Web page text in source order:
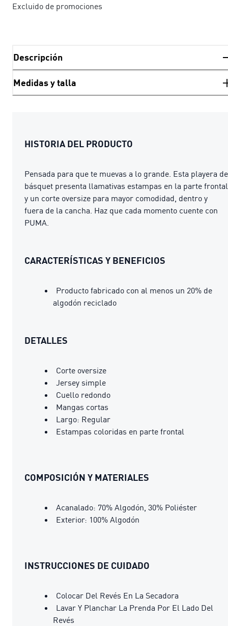
Excluido de promociones
Descripción
Medidas y talla
HISTORIA DEL PRODUCTO
Pensada para que te muevas a lo grande. Esta playera de
básquet presenta llamativas estampas en la parte frontal
y un corte oversize para mayor comodidad, dentro y
fuera de la cancha. Haz que cada momento cuente con
PUMA.
CARACTERÍSTICAS Y BENEFICIOS
Producto fabricado con al menos un 20% de
algodón reciclado
DETALLES
Corte oversize
Jersey simple
Cuello redondo
Mangas cortas
Largo: Regular
Estampas coloridas en parte frontal
COMPOSICIÓN Y MATERIALES
Acanalado: 70% Algodón, 30% Poliéster
Exterior: 100% Algodón
INSTRUCCIONES DE CUIDADO
Colocar Del Revés En La Secadora
Lavar Y Planchar La Prenda Por El Lado Del
Revés